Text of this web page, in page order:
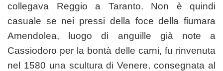
collegava Reggio a Taranto. Non è quindi
casuale se nei pressi della foce della fiumara
Amendolea, luogo di anguille già note a
Cassiodoro per la bontà delle carni, fu rinvenuta
nel 1580 una scultura di Venere, consegnata al